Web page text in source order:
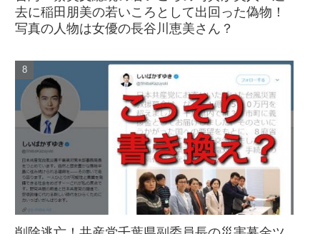
去に稲田朋美の若いころとして出回った偽物！
写真の人物は女優の長谷川恵美さん？